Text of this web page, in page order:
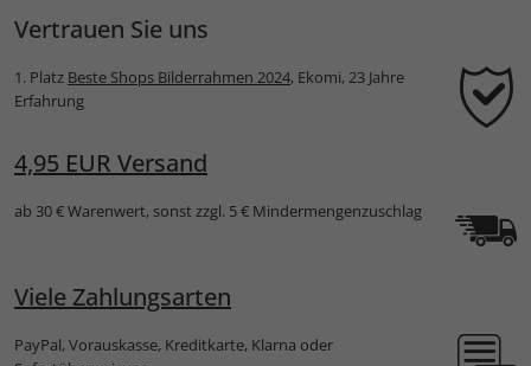
Vertrauen Sie uns
1. Platz Beste Shops Bilderrahmen 2024, Ekomi, 23 Jahre
Erfahrung
4,95 EUR Versand
ab 30 € Warenwert, sonst zzgl. 5 € Mindermengenzuschlag
Viele Zahlungsarten
PayPal, Vorauskasse, Kreditkarte, Klarna oder